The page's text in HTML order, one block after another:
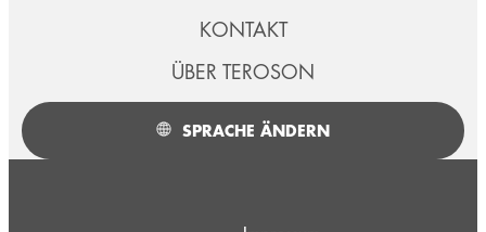
KONTAKT
ÜBER TEROSON
SPRACHE ÄNDERN